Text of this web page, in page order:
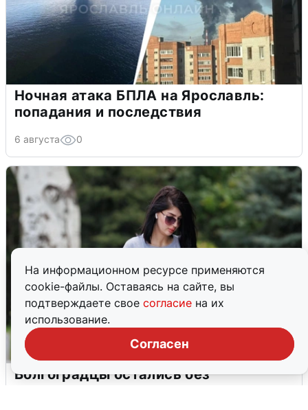
На информационном ресурсе применяются
cookie-файлы. Оставаясь на сайте, вы
подтверждаете свое согласие на их
использование.
Согласен
Ночная атака БПЛА на Ярославль:
попадания и последствия
6 августа 0
Волгоградцы остались без